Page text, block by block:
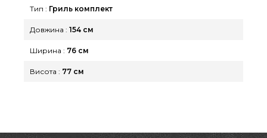
Тип : Гриль комплект
Довжина : 154 см
Ширина : 76 см
Висота : 77 см